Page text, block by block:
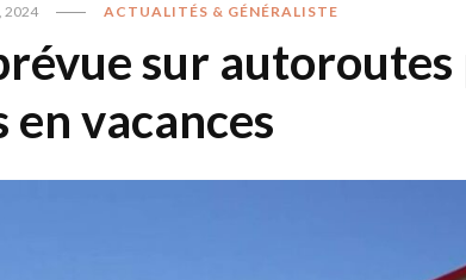
2024 ACTUALITÉS & GÉNÉRALISTE
sur
vacances